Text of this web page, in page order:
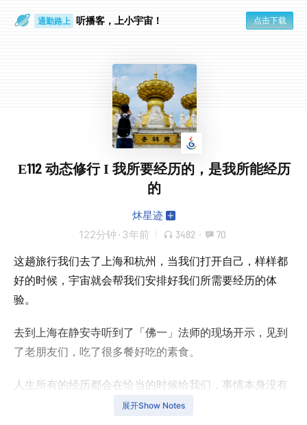
通勤路上 听播客，上小宇宙！ 点击下载
E112 动态修行 I 我所要经历的，是我所能经历
的
炑星迹
122分钟 · 3年前 3482 · 70
这趟旅行我们去了上海和杭州，当我们打开自己，样样都
好的时候，宇宙就会帮我们安排好我们所需要经历的体
验。
去到上海在静安寺听到了「佛一」法师的现场开示，见到
了老朋友们，吃了很多餐好吃的素食。
人生所有的经历都会在恰当的时候给我们，事情本身没有
好或者坏，一切的一切都只是带给我们一种「体验」。而
展开Show Notes